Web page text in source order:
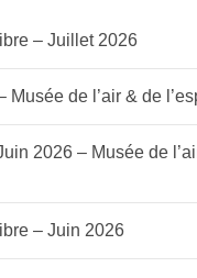
– Juillet 2026
Musée de l’air & de
2026 – Musée de
– Juin 2026